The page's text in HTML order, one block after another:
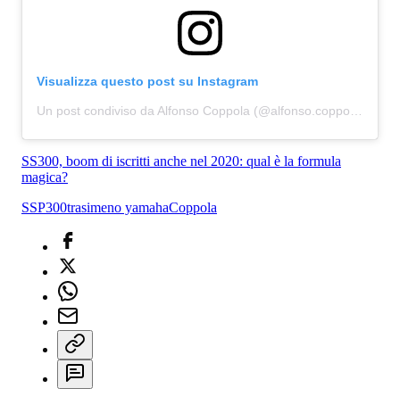
Visualizza questo post su Instagram
SS300, boom di iscritti anche nel 2020: qual è la formula
magica?
SSP300trasimeno yamahaCoppola